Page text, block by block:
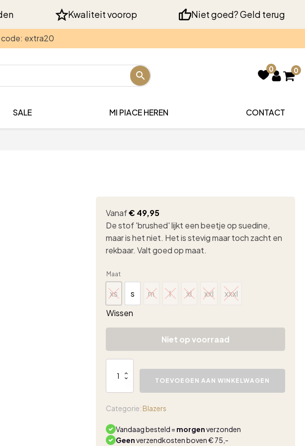
Kwaliteit voorop Niet goed? Geld terug
extra20
0 0
SALE MI PIACE HEREN CONTACT
Vanaf€ 49,95
De stof 'brushed' lijkt een beetje op suedine,
maar is het niet. Het is stevig maar toch zacht en
rekbaar. Valt goed op maat.
Maat
xs
xs
s
s
m
m
l
l
xl
xl
xxl
xxl
xxxl
xxxl
Wissen
Niet op voorraad
jacket
olive
aantal
TOEVOEGEN AAN WINKELWAGEN
Categorie: Blazers
Vandaag besteld = morgenverzonden
Geenverzendkosten boven € 75,-